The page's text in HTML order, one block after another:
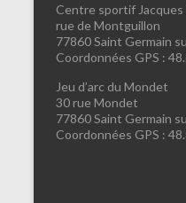
Centre sportif Jacques
rue de Montguillon
77860 Saint Germain
Coordonnées GPS :
Jeu d’arc du Mondet
30 rue Mondet
77860 Saint Germain
Coordonnées GPS :